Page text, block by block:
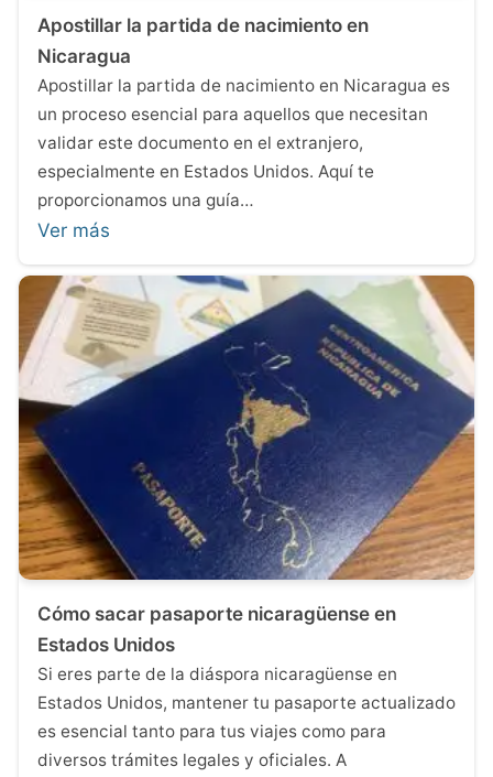
Apostillar la partida de nacimiento en
Nicaragua
Apostillar la partida de nacimiento en Nicaragua es
un proceso esencial para aquellos que necesitan
validar este documento en el extranjero,
especialmente en Estados Unidos. Aquí te
proporcionamos una guía…
Ver más
Cómo sacar pasaporte nicaragüense en
Estados Unidos
Si eres parte de la diáspora nicaragüense en
Estados Unidos, mantener tu pasaporte actualizado
es esencial tanto para tus viajes como para
diversos trámites legales y oficiales. A